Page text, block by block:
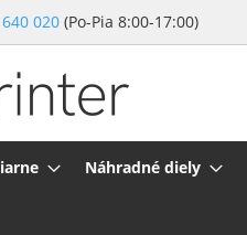
020 (Po-Pia 8:00-17:00)
Náhradné diely